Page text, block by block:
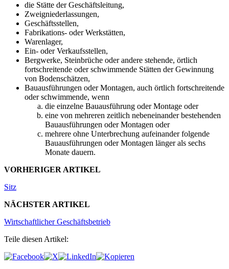
die Stätte der Geschäftsleitung,
Zweigniederlassungen,
Geschäftsstellen,
Fabrikations- oder Werkstätten,
Warenlager,
Ein- oder Verkaufsstellen,
Bergwerke, Steinbrüche oder andere stehende, örtlich
fortschreitende oder schwimmende Stätten der Gewinnung
von Bodenschätzen,
Bauausführungen oder Montagen, auch örtlich fortschreitende
oder schwimmende, wenn
die einzelne Bauausführung oder Montage oder
eine von mehreren zeitlich nebeneinander bestehenden
Bauausführungen oder Montagen oder
mehrere ohne Unterbrechung aufeinander folgende
Bauausführungen oder Montagen länger als sechs
Monate dauern.
VORHERIGER ARTIKEL
Sitz
NÄCHSTER ARTIKEL
Wirtschaftlicher Geschäftsbetrieb
Teile diesen Artikel: